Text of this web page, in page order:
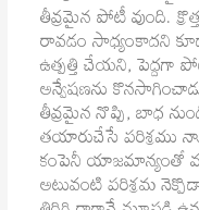
తీవ్రమైన పోటీ వుంది.
రావడం సాధ్యంకాదని
ఉత్పత్తి చేయని, పెద్దగా
అన్వేషణను
తీవ్రమైన నొప్పి, బాధ
తయారుచేసే పరిశ్రము
కంపెనీ యాజమాన్యంతో
అటువంటి పరిశ్రమ